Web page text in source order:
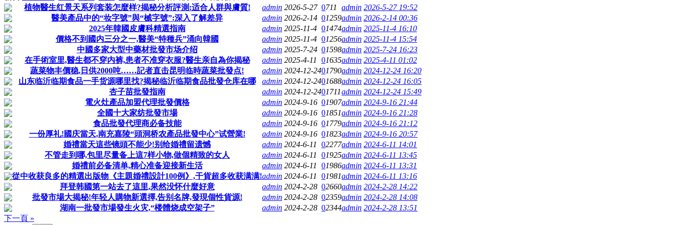
植物醫生红景天系列套装怎麼样?揭秘分析評測:适合人群與膚質!
admin 2026-5-27 0711 admin 2026-5-27 19:52
醫美產品中的“妆字號”與“械字號”:深入了解差异
admin 2026-2-14 01259admin 2026-2-14 00:36
2025年韓國皮膚科精選指南
admin 2025-11-4 01474admin 2025-11-4 16:10
價格不到國内三分之一,醫美“特種兵”涌向韓國
admin 2025-11-4 01256admin 2025-11-4 15:54
中國多家大型中藥材批發市场介绍
admin 2025-7-24 01598admin 2025-7-24 16:23
在手術室里,醫生都不穿内裤,患者不准穿衣服?醫生亲自為你揭秘
admin 2025-4-11 01635admin 2025-4-11 01:02
蔬菜物丰價稳,日供2000吨……記者直击昆明临時蔬菜批發点!
admin 2024-12-2401790admin 2024-12-24 16:20
山东临沂临期食品一手货源哪里找?揭秘临沂临期食品批發仓库在哪
admin 2024-12-2401688admin 2024-12-24 16:05
杏子苗批發指南
admin 2024-12-2401711admin 2024-12-24 15:49
電火灶產品加盟代理批發價格
admin 2024-9-16 01907admin 2024-9-16 21:44
全國十大家纺批發市場
admin 2024-9-16 01851admin 2024-9-16 21:28
食品批發代理商必备技能
admin 2024-9-16 01779admin 2024-9-16 21:12
一份厚礼!國庆當天,南充嘉陵“頭洞桥农產品批發中心”试營業!
admin 2024-9-16 01823admin 2024-9-16 20:57
婚禮當天這些镜頭不能少!别给婚禮留遗憾
admin 2024-6-11 02277admin 2024-6-11 14:01
不管走到哪,包里尽量备上這7样小物,做個精致的女人
admin 2024-6-11 01925admin 2024-6-11 13:45
婚禮前必备清单,精心准备迎接新生活
admin 2024-6-11 01986admin 2024-6-11 13:31
從中收获良多的精選出版物《主題婚禮設計100例》,干貨超多收获满满!admin 2024-6-11 01981admin 2024-6-11 13:16
拜登韩國第一站去了這里,果然没怀什麼好意
admin 2024-2-28 02660admin 2024-2-28 14:22
批發市場大揭秘!年轻人購物新選擇,告别名牌,發現個性貨源!
admin 2024-2-28 02359admin 2024-2-28 14:08
湖南一批發市場發生火灾,“楼體烧成空架子”
admin 2024-2-28 02344admin 2024-2-28 13:51
下一頁 »